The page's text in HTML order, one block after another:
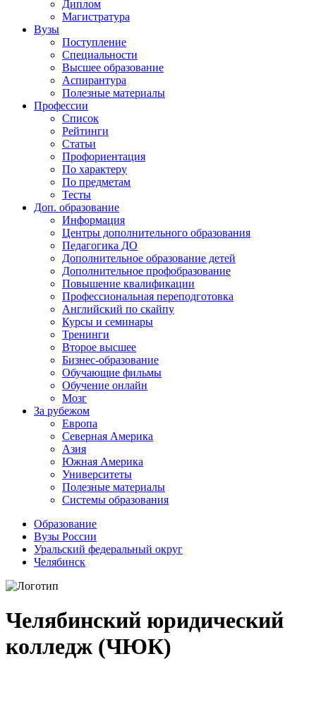
Диплом
Магистратура
Вузы
Поступление
Специальности
Высшее образование
Аспирантура
Полезные материалы
Профессии
Список
Рейтинги
Статьи
Профориентация
По характеру
По предметам
Тесты
Доп. образование
Информация
Центры дополнительного образования
Педагогика ДО
Дополнительное образование детей
Дополнительное профобразование
Повышение квалификации
Профессиональная переподготовка
Английский по скайпу
Курсы и семинары
Тренинги
Второе высшее
Бизнес-образование
Обучающие фильмы
Обучение онлайн
Мозг
За рубежом
Европа
Северная Америка
Азия
Южная Америка
Университеты
Полезные материалы
Системы образования
Образование
Вузы России
Уральский федеральный округ
Челябинск
Челябинский юридический
колледж (ЧЮК)